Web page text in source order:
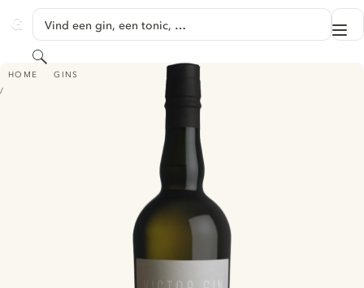
GINVENTORY
Vind een gin, een tonic, …
Zoeken
HOME GINS
VICTOR GIN